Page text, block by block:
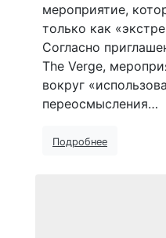
мероприятие,
только как
Согласно
The Verge,
вокруг
переосмысления…
Подробнее